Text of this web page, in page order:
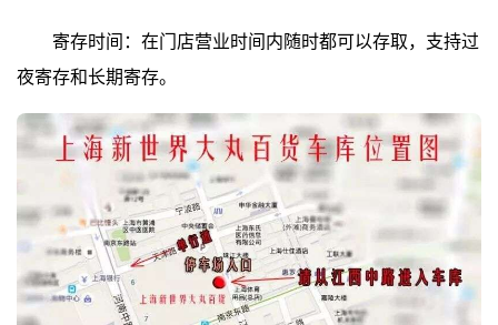
寄存时间：在门店营业时间内随时都可以存取，支持过
夜寄存和长期寄存。